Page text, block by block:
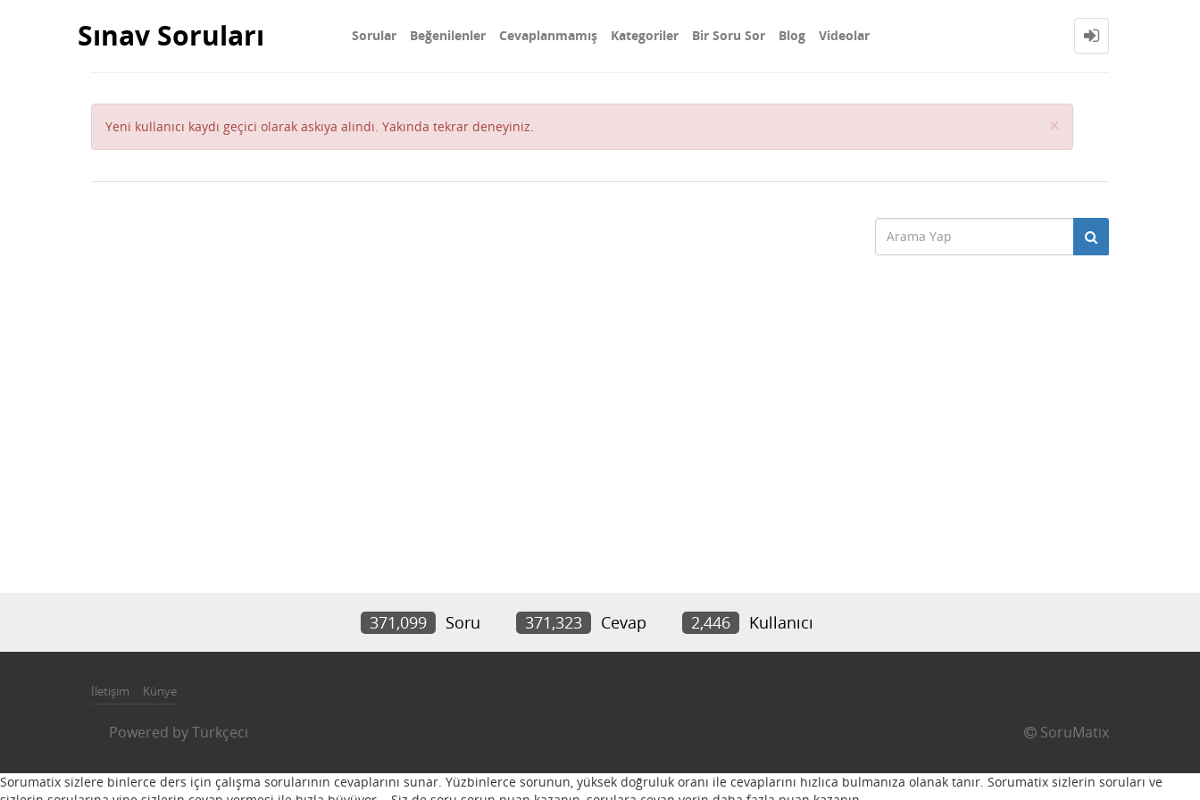
Sınav Soruları Sorular Beğenilenler Cevaplanmamış Kategoriler Bir Soru Sor Blog Videolar
Yeni kullanıcı kaydı geçici olarak askıya alındı. Yakında tekrar deneyiniz. ×
371,099 Soru 371,323 Cevap 2,446 Kullanıcı
İletişim Künye
Powered byTürkçeci SoruMatix
Sorumatix sizlere binlerce ders için çalışma sorularının cevaplarını sunar. Yüzbinlerce sorunun, yüksek doğruluk oranı ile cevaplarını hızlıca bulmanıza olanak tanır. Sorumatix sizlerin soruları ve